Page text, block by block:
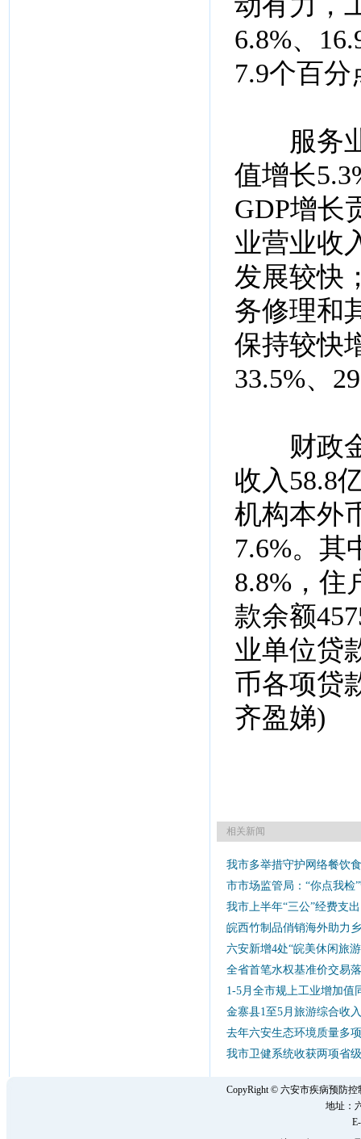
6.8%、
7.9个百
服务业
值增长
GDP增长
业营业收
发展较快
务修理和
保持较快
33.5%、
财政金
收入58.8
机构本外
7.6%。其
8.8%，住
款余额
业单位贷
币各项贷
齐盈娣)
相关新闻
我市多举措守护网络餐饮
市市场监管局：“你点我检
我市上半年“三公”经费支
皖西竹制品俏销海外助力
六安新增4处“皖美休闲旅
全省首笔水权基准价交易
1-5月全市规上工业增加值
金寨县1至5月旅游综合收
去年六安生态环境质量多
我市卫健系统收获两项省
CopyRight © 六安市疾病预防
地址：